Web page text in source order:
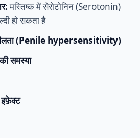
मस्तिष्क में सेरोटोनिन (Serotonin)
हो सकता है
(Penile hypersensitivity)
समस्या
इफ़ेक्ट